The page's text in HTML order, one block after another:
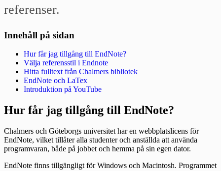
referenser.
Innehåll på sidan
Hur får jag tillgång till EndNote?
Välja referensstil i Endnote
Hitta fulltext från Chalmers bibliotek
EndNote och LaTex
Introduktion på YouTube
Hur får jag tillgång till EndNote?
Chalmers och Göteborgs universitet har en webbplatslicens för
EndNote, vilket tillåter alla studenter och anställda att använda
programvaran, både på jobbet och hemma på sin egen dator.
EndNote finns tillgängligt för Windows och Macintosh. Programmet